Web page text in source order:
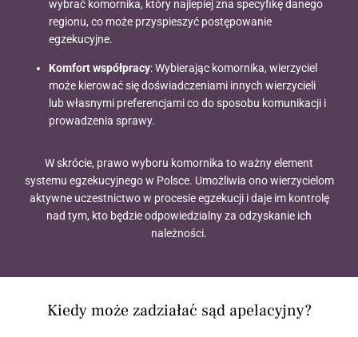
wybrać komornika, który najlepiej zna specyfikę danego
regionu, co może przyspieszyć postępowanie
egzekucyjne.
Komfort współpracy: Wybierając komornika, wierzyciel
może kierować się doświadczeniami innych wierzycieli
lub własnymi preferencjami co do sposobu komunikacji i
prowadzenia sprawy.
W skrócie, prawo wyboru komornika to ważny element
systemu egzekucyjnego w Polsce. Umożliwia ono wierzycielom
aktywne uczestnictwo w procesie egzekucji i daje im kontrolę
nad tym, kto będzie odpowiedzialny za odzyskanie ich
należności.
Kiedy może zadziałać sąd apelacyjny?